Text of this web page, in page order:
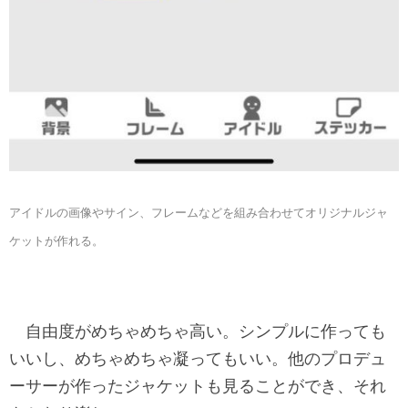
アイドルの画像やサイン、フレームなどを組み合わせてオリジナルジャ
ケットが作れる。
自由度がめちゃめちゃ高い。シンプルに作っても
いいし、めちゃめちゃ凝ってもいい。他のプロデュ
ーサーが作ったジャケットも見ることができ、それ